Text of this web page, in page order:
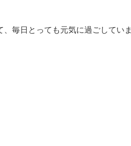
毎日とっても元気に過ごしていま